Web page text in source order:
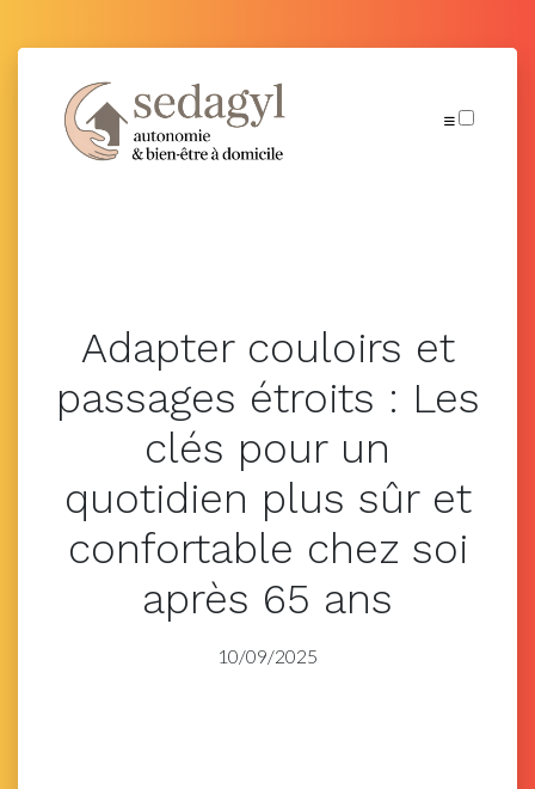
Adapter couloirs et
passages étroits : Les
clés pour un
quotidien plus sûr et
confortable chez soi
après 65 ans
10/09/2025